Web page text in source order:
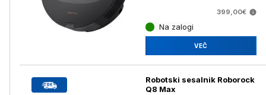
399,00€
Na zalogi
VEČ
Robotski sesalnik Roborock
Q8 Max